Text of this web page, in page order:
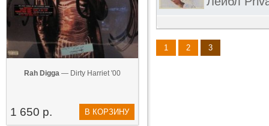
Rah Digga — Dirty Harriet '00
1 650 р. В КОРЗИНУ
1 2 3